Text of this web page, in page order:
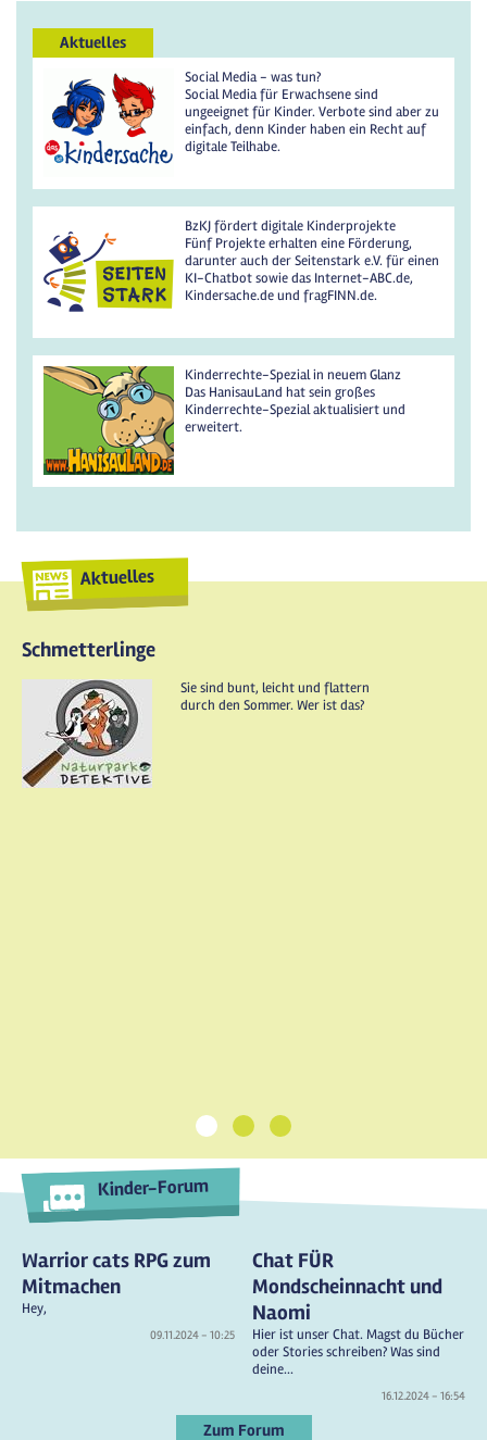
Aktuelles
Social Media - was tun?
Social Media für Erwachsene sind
ungeeignet für Kinder. Verbote sind aber zu
einfach, denn Kinder haben ein Recht auf
digitale Teilhabe.
BzKJ fördert digitale Kinderprojekte
Fünf Projekte erhalten eine Förderung,
darunter auch der Seitenstark e.V. für einen
KI-Chatbot sowie das Internet-ABC.de,
Kindersache.de und fragFINN.de.
Kinderrechte-Spezial in neuem Glanz
Das HanisauLand hat sein großes
Kinderrechte-Spezial aktualisiert und
erweitert.
Aktuelles
Schmetterlinge
Sie sind bunt, leicht und flattern
durch den Sommer. Wer ist das?
1 2 3
Kinder-Forum
Warrior cats RPG zum
Mitmachen
Hey,
09.11.2024 - 10:25
Chat FÜR
Mondscheinnacht und
Naomi
Hier ist unser Chat. Magst du Bücher
oder Stories schreiben? Was sind
deine...
16.12.2024 - 16:54
Zum Forum